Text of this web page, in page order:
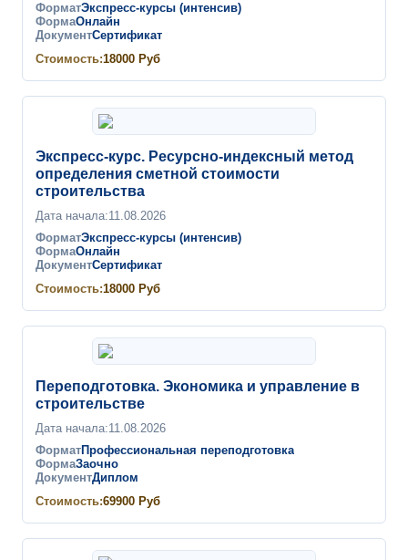
ФорматЭкспресс-курсы (интенсив)
ФормаОнлайн
ДокументСертификат
Стоимость:18000 Руб
Экспресс-курс. Ресурсно-индексный метод
определения сметной стоимости
строительства
Дата начала:11.08.2026
ФорматЭкспресс-курсы (интенсив)
ФормаОнлайн
ДокументСертификат
Стоимость:18000 Руб
Переподготовка. Экономика и управление в
строительстве
Дата начала:11.08.2026
ФорматПрофессиональная переподготовка
ФормаЗаочно
ДокументДиплом
Стоимость:69900 Руб